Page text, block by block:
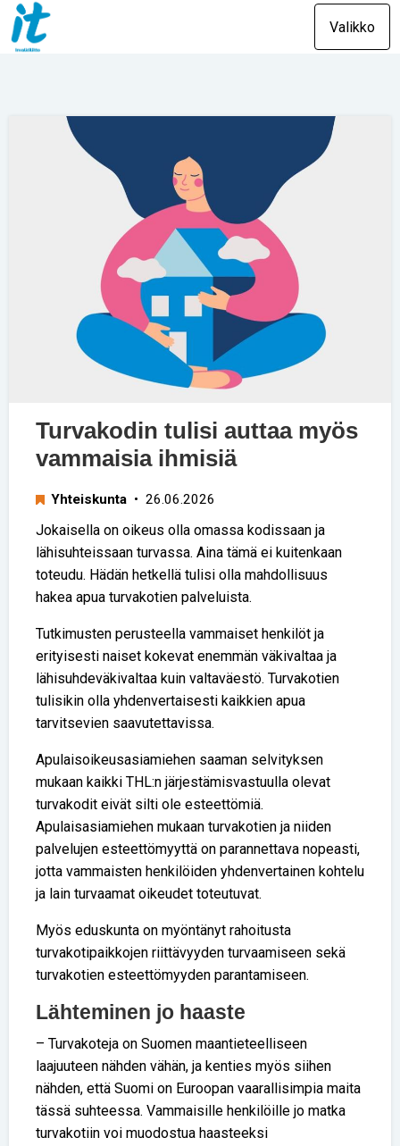
Valikko
Turvakodin tulisi auttaa myös
vammaisia ihmisiä
Yhteiskunta • 26.06.2026
Jokaisella on oikeus olla omassa kodissaan ja
lähisuhteissaan turvassa. Aina tämä ei kuitenkaan
toteudu. Hädän hetkellä tulisi olla mahdollisuus
hakea apua turvakotien palveluista.
Tutkimusten perusteella vammaiset henkilöt ja
erityisesti naiset kokevat enemmän väkivaltaa ja
lähisuhdeväkivaltaa kuin valtaväestö. Turvakotien
tulisikin olla yhdenvertaisesti kaikkien apua
tarvitsevien saavutettavissa.
Apulaisoikeusasiamiehen saaman selvityksen
mukaan kaikki THL:n järjestämisvastuulla olevat
turvakodit eivät silti ole esteettömiä.
Apulaisasiamiehen mukaan turvakotien ja niiden
palvelujen esteettömyyttä on parannettava nopeasti,
jotta vammaisten henkilöiden yhdenvertainen kohtelu
ja lain turvaamat oikeudet toteutuvat.
Myös eduskunta on myöntänyt rahoitusta
turvakotipaikkojen riittävyyden turvaamiseen sekä
turvakotien esteettömyyden parantamiseen.
Lähteminen jo haaste
– Turvakoteja on Suomen maantieteelliseen
laajuuteen nähden vähän, ja kenties myös siihen
nähden, että Suomi on Euroopan vaarallisimpia maita
tässä suhteessa. Vammaisille henkilöille jo matka
turvakotiin voi muodostua haasteeksi